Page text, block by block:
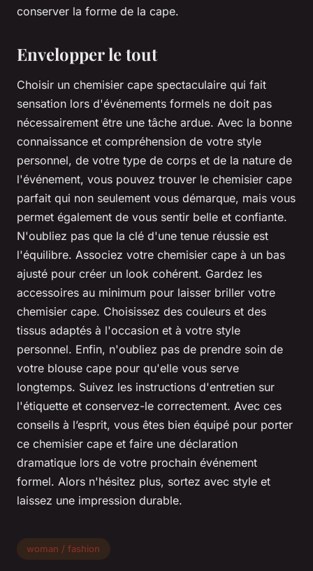
conserver la forme de la cape.
Envelopper le tout
Choisir un chemisier cape spectaculaire qui fait
sensation lors d'événements formels ne doit pas
nécessairement être une tâche ardue. Avec la bonne
connaissance et compréhension de votre style
personnel, de votre type de corps et de la nature de
l'événement, vous pouvez trouver le chemisier cape
parfait qui non seulement vous démarque, mais vous
permet également de vous sentir belle et confiante.
N'oubliez pas que la clé d'une tenue réussie est
l'équilibre. Associez votre chemisier cape à un bas
ajusté pour créer un look cohérent. Gardez les
accessoires au minimum pour laisser briller votre
chemisier cape. Choisissez des couleurs et des
tissus adaptés à l'occasion et à votre style
personnel. Enfin, n'oubliez pas de prendre soin de
votre blouse cape pour qu'elle vous serve
longtemps. Suivez les instructions d'entretien sur
l'étiquette et conservez-le correctement. Avec ces
conseils à l’esprit, vous êtes bien équipé pour porter
ce chemisier cape et faire une déclaration
dramatique lors de votre prochain événement
formel. Alors n'hésitez plus, sortez avec style et
laissez une impression durable.
woman / fashion